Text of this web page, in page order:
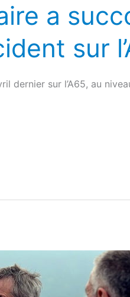
a
sur
dernier sur l’A65, au